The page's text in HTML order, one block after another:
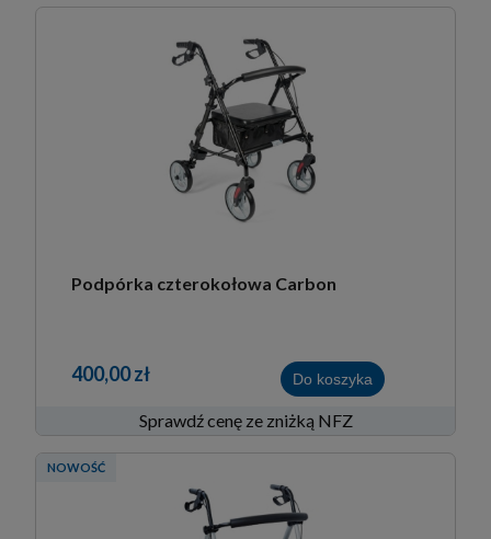
Podpórka czterokołowa Carbon
400,00 zł Do koszyka
Sprawdź cenę ze zniżką NFZ
NOWOŚĆ